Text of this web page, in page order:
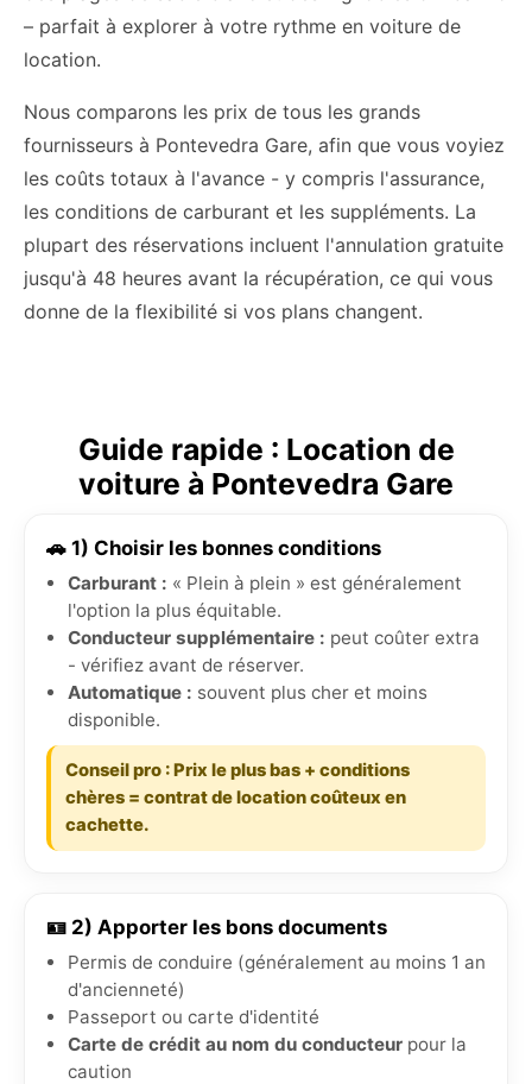
– parfait à explorer à votre rythme en voiture de
location.
Nous comparons les prix de tous les grands
fournisseurs à Pontevedra Gare, afin que vous voyiez
les coûts totaux à l'avance - y compris l'assurance,
les conditions de carburant et les suppléments. La
plupart des réservations incluent l'annulation gratuite
jusqu'à 48 heures avant la récupération, ce qui vous
donne de la flexibilité si vos plans changent.
Guide rapide : Location de
voiture à Pontevedra Gare
🚗 1) Choisir les bonnes conditions
Carburant : « Plein à plein » est généralement
l'option la plus équitable.
Conducteur supplémentaire : peut coûter extra
- vérifiez avant de réserver.
Automatique : souvent plus cher et moins
disponible.
Conseil pro : Prix le plus bas + conditions
chères = contrat de location coûteux en
cachette.
🪪 2) Apporter les bons documents
Permis de conduire (généralement au moins 1 an
d'ancienneté)
Passeport ou carte d'identité
Carte de crédit au nom du conducteur pour la
caution